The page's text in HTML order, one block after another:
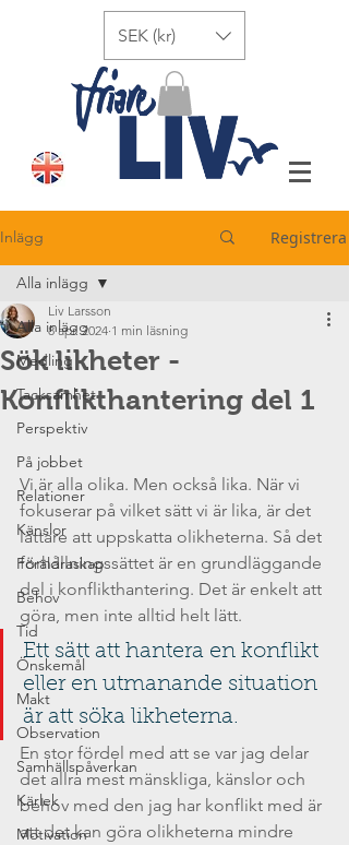
SEK (kr)
Inlägg Registrera
Alla inlägg
Medling
Tacksamhet
Perspektiv
På jobbet
Relationer
Känslor
Föräldraskap
Behov
Tid
Önskemål
Makt
Observation
Samhällspåverkan
Kärlek
Motivation
Alla inlägg
Sök likheter -
Konflikthantering del 1
Liv Larsson
8 apr. 2024 1 min läsning
Vi är alla olika. Men också lika. När vi
fokuserar på vilket sätt vi är lika, är det
lättare att uppskatta olikheterna. Så det
förhållningssättet är en grundläggande
del i konflikthantering. Det är enkelt att
göra, men inte alltid helt lätt.
Ett sätt att hantera en konflikt
eller en utmanande situation
är att söka likheterna.
En stor fördel med att se var jag delar
det allra mest mänskliga, känslor och
behov med den jag har konflikt med är
att det kan göra olikheterna mindre